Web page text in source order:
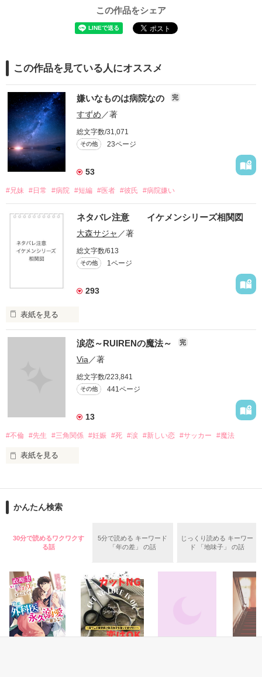
この作品をシェア
この作品を見ている人にオススメ
嫌いなものは病院なの 完
すずめ ／著
総文字数/31,071
その他 23ページ
53
#兄妹 #日常 #病院 #短編 #医者 #彼氏 #病院嫌い
ネタバレ注意 イケメンシリーズ相関図
大森サジャ ／著
総文字数/613
その他 1ページ
293
表紙を見る
イケメンシリーズ相関図
第一弾から第十弾
作品を読むのに役立てばと思います
涙恋～RUIRENの魔法～ 完
Via／著
総文字数/223,841
その他 441ページ
13
#不倫 #先生 #三角関係 #妊娠 #死 #涙 #新しい恋 #サッカー #魔法
表紙を見る
泣かせてばかりで…ゴメン…」
ユウは悲しく微笑む・・・・
悩み傷つき　精一杯愛した人
「俺なら　亜恋を
泣かせたりしないのに…」
かんたん検索
30分で読めるワクワクす
る話
5分で読める キーワード
「年の差」 の話
じっくり読める キーワー
ド 「地味子」 の話